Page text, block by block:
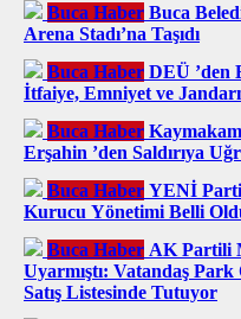
Buca Haber Buca
Arena Stadı’na Taşıdı
Buca Haber DEÜ ’den
İtfaiye, Emniyet ve
Buca Haber
Erşahin ’den Saldırıya
Buca Haber YENİ Parti
Kurucu Yönetimi Belli
Buca Haber AK Partili
Uyarmıştı: Vatandaş
Satış Listesinde Tutuyor